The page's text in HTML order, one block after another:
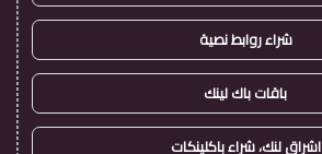
شراء روابط نصية
باقات باك لينك
اشراق لنك، شراء باكلينكات